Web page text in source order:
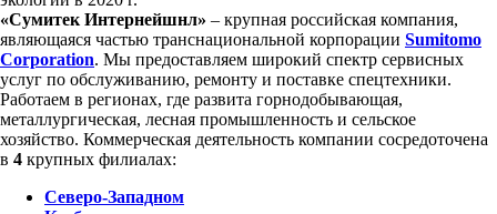
«Сумитек Интернейшнл» – крупная российская компания,
являющаяся частью транснациональной корпорации Sumitomo
Corporation. Мы предоставляем широкий спектр сервисных
услуг по обслуживанию, ремонту и поставке спецтехники.
Работаем в регионах, где развита горнодобывающая,
металлургическая, лесная промышленность и сельское
хозяйство. Коммерческая деятельность компании сосредоточена
в 4 крупных филиалах:
Северо-Западном